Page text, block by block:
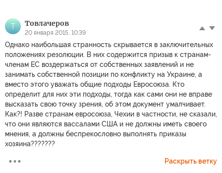
Т Товлачеров
20 января 2015, 10:39
Однако наибольшая странность скрывается в заключительных
положениях резолюции. В них содержится призыв к странам-
членам ЕС воздержаться от собственных заявлений и не
занимать собственной позиции по конфликту на Украине, а
вместо этого уважать общие подходы Евросоюза. Кто
определит для них эти подходы, тогда как сами они не вправе
высказать свою точку зрения, об этом документ умалчивает.
Как?! Разве странам евросоюза, Чехии в частности, не сказали,
что они являются вассалами США и не должны иметь своего
мнения, а должны беспрекословно выполнять приказы
хозяина???????
Раскрыть ветку